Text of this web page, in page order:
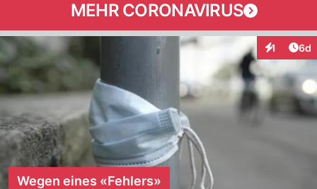
MEHR CORONAVIRUS
1 6d
Wegen eines «Fehlers»